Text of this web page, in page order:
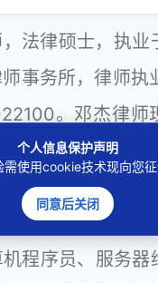
法律硕士，执业
事务所，律师执
。邓杰律师
政府听证员、深
律类），深圳市
算机信息网络安
程序员、服务器
个人信息保护声明
使用cookie技术现向您征
同意后关闭